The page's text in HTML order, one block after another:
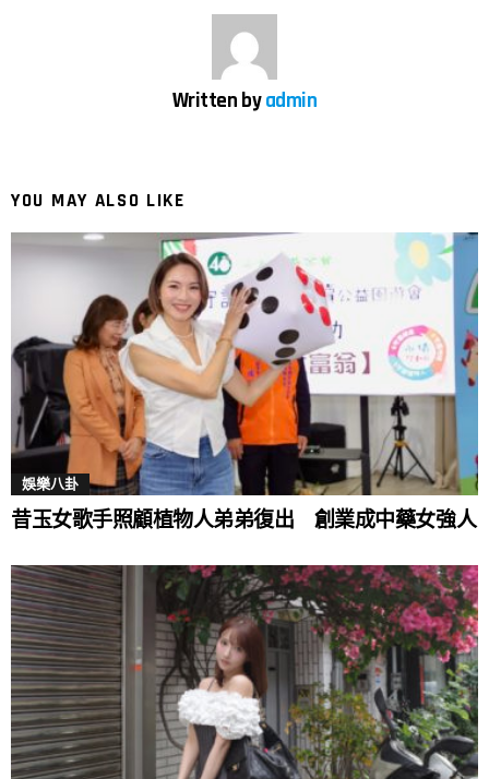
Written byadmin
YOU MAY ALSO LIKE
娛樂八卦
昔玉女歌手照顧植物人弟弟復出 創業成中藥女強人